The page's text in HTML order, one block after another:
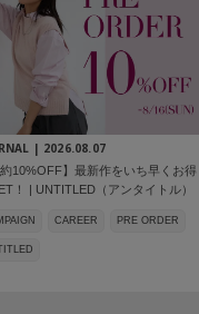
| 2026.08.07
約10%OFF】最新作をいち早くお得
！ | UNTITLED（アンタイトル）
CAREER PRE ORDER